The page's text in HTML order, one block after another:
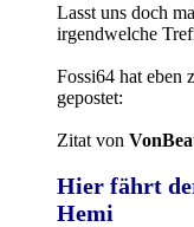
Lasst uns doch
irgendwelche
Fossi64 hat eben
gepostet:
Zitat von
Hier fährt
Hemi